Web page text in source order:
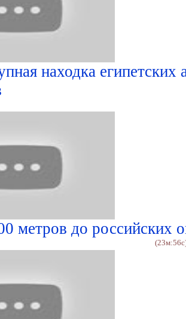
находка
метров до российских